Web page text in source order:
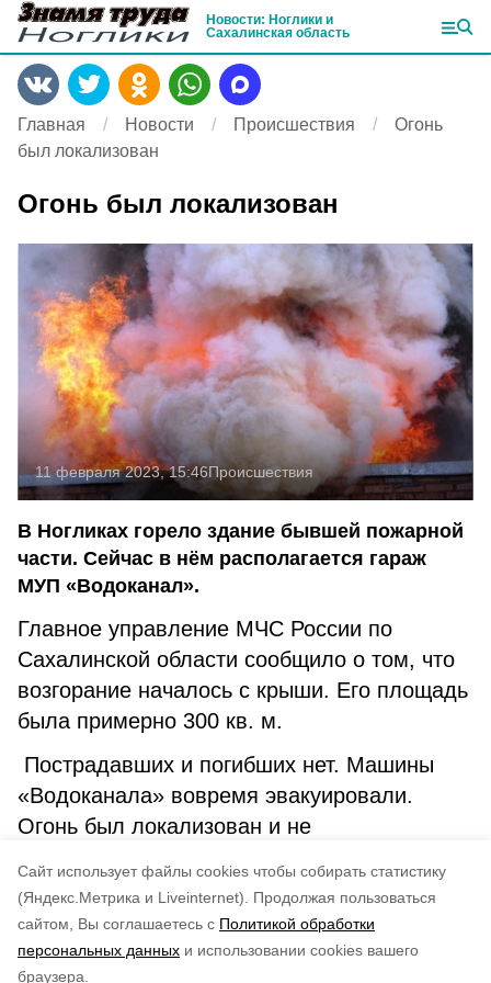
Cайт использует файлы cookies чтобы собирать статистику
(Яндекс.Метрика и Liveinternet).
Продолжая пользоваться
сайтом, Вы соглашаетесь с Политикой обработки
персональных данных и использовании cookies вашего
браузера.
Новости: Ноглики и
Сахалинская область
Главная Новости Происшествия
Огонь
был локализован
Огонь был локализован
11 февраля 2023, 15:46Происшествия
В Ногликах горело здание бывшей пожарной
части. Сейчас в нём располагается гараж
МУП «Водоканал».
Главное управление МЧС России по
Сахалинской области сообщило о том, что
возгорание началось с крыши. Его площадь
была примерно 300 кв. м.
Пострадавших и погибших нет. Машины
«Водоканала» вовремя эвакуировали.
Огонь был локализован и не
возникновения выясняются.
по оценке